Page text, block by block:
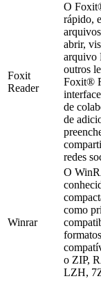
Foxit
Reader
O
rápido,
abrir,
arquivo
outros
Foxit®
de
de
redes
Winrar
O
como
o ZIP,
LZH,